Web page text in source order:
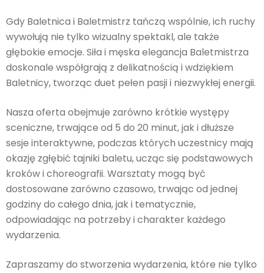
Gdy Baletnica i Baletmistrz tańczą wspólnie, ich ruchy
wywołują nie tylko wizualny spektakl, ale także
głębokie emocje. Siła i męska elegancja Baletmistrza
doskonale współgrają z delikatnością i wdziękiem
Baletnicy, tworząc duet pełen pasji i niezwykłej energii.
Nasza oferta obejmuje zarówno krótkie występy
sceniczne, trwające od 5 do 20 minut, jak i dłuższe
sesje interaktywne, podczas których uczestnicy mają
okazję zgłębić tajniki baletu, ucząc się podstawowych
kroków i choreografii. Warsztaty mogą być
dostosowane zarówno czasowo, trwając od jednej
godziny do całego dnia, jak i tematycznie,
odpowiadając na potrzeby i charakter każdego
wydarzenia.
Zapraszamy do stworzenia wydarzenia, które nie tylko